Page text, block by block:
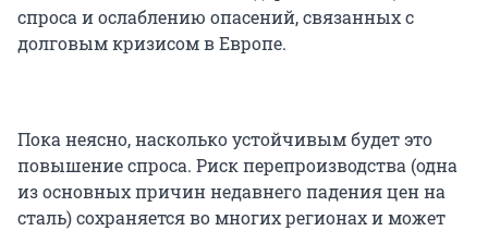
спроса и ослаблению опасений, связанных с
долговым кризисом в Европе.
Пока неясно, насколько устойчивым будет это
повышение спроса. Риск перепроизводства (одна
из основных причин недавнего падения цен на
сталь) сохраняется во многих регионах и может